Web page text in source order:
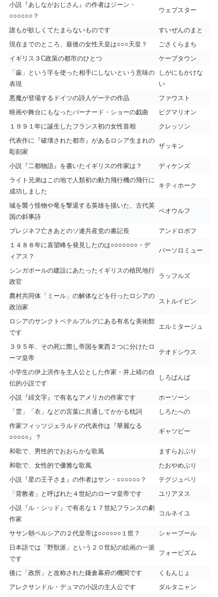
小説『あしながおじさん』の作者はジーン・
○○○○○○？
ウェブスター
誰もが欲しくてたまらないものです
すいぜんのまと
現在までのところ、最後の女性天皇は○○○天皇？
ごさくらまち
イギリス３C政策の都市のひとつ
ケープタウン
「歯」という字を使った相手にしないという意味の
表現
しがにもかけな
い
悪魔が登場するドイツの詩人ゲーテの作品
ファウスト
映画や舞台にもなったバーナード・ショーの戯曲
ピグマリオン
１９９１年に誕生したフランス初の女性首相
クレッソン
代表作に『破壊された都市』があるロシア生まれの
彫刻家
ザッキン
小説『二都物語』を書いたイギリスの作家は？
ディケンズ
ライト兄弟はこの地で人類初の動力飛行機の飛行に
成功しました
キティホーク
城を襲う怪物や竜を撃退する英雄を描いた、古代英
国の斜事詩
ベオウルフ
ブレジネフ亡きあとのソ連共産党の書記長
アンドロポフ
１４８８年に喜望峰を発見したのは○○○○○○○・デ
ィアス？
バーソロミュー
シンガポールの建設にあたったイギリスの植民地行
政官
ラッフルズ
農村共同体「ミール」の解体などを行ったロシアの
政治家
ストルイピン
ロシアのサンクトペテルブルグにある有名な美術館
です
エルミタージュ
３９５年、その死に際し帝国を東西２つに分けたロ
ーマ皇帝
テオドシウス
小学生の伊上洪作を主人公とした作家・井上靖の自
伝的小説です
しろばんば
小説『緋文字』で有名なアメリカの作家です
ホーソーン
「雲」「衣」などの言葉に共通してかかる枕詞
しろたへの
作家フィッツジェラルドの代表作は『華麗なる
○○○○○』？
ギャツビー
和歌で、男性的でおおらかな歌風
ますらおぶり
和歌で、女性的で優雅な歌風
たおやめぶり
小説『星の王子さま』の作者はサン・○○○○○○？
テグジュペリ
「背教者」と呼ばれた４世紀のローマ皇帝です
ユリアヌス
小説『ル・シッド』で有名な１７世紀フランスの劇
作家
コルネイユ
ササン朝ペルシアの２代皇帝は○○○○○○１世？
シャープール
日本語では「野獣派」という２０世紀の絵画の一派
です
フォービズム
後に「政所」と改称された鎌倉幕府の機関です
くもんじょ
アレクサンドル・デュマの小説の主人公です
ダルタニャン